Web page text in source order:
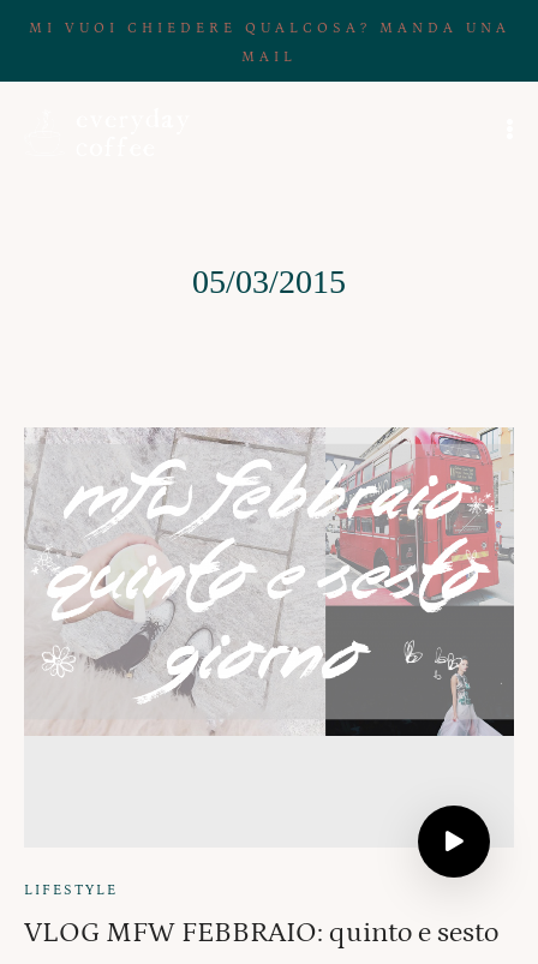
MI VUOI CHIEDERE QUALCOSA? MANDA UNA
MAIL
05/03/2015
LIFESTYLE
VLOG MFW FEBBRAIO: quinto e sesto